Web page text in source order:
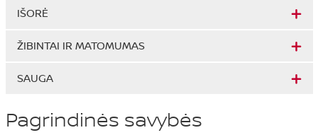
IŠORĖ
ŽIBINTAI IR MATOMUMAS
SAUGA
Pagrindinės savybės